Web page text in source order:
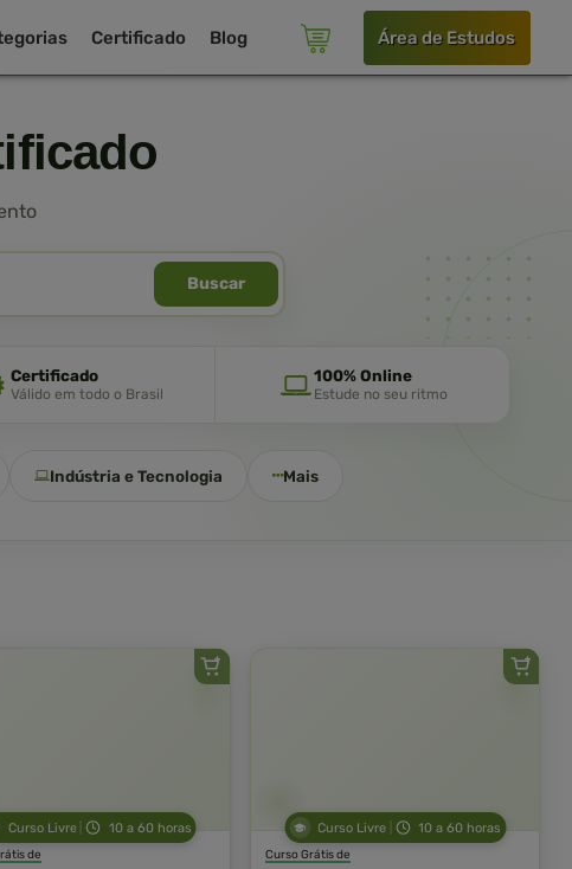
Certificado Blog Área de Estudos
Buscar
Certificado
Válido em todo o Brasil
100% Online
Estude no seu ritmo
Indústria e Tecnologia Mais
Curso Livre 10 a 60 horas
de
Curso Livre 10 a 60 horas
Curso Grátis de